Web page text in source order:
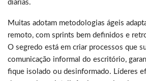
diárias.
Muitas adotam metodologias ágeis
remoto, com sprints bem definidos e
O segredo está em criar processos que
comunicação informal do escritório,
fique isolado ou desinformado. Líderes